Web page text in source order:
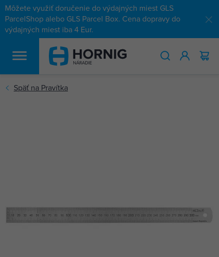
Môžete využiť doručenie do výdajných miest GLS
ParcelShop alebo GLS Parcel Box. Cena dopravy do
výdajných miest iba 4 Eur.
HĽADAŤ